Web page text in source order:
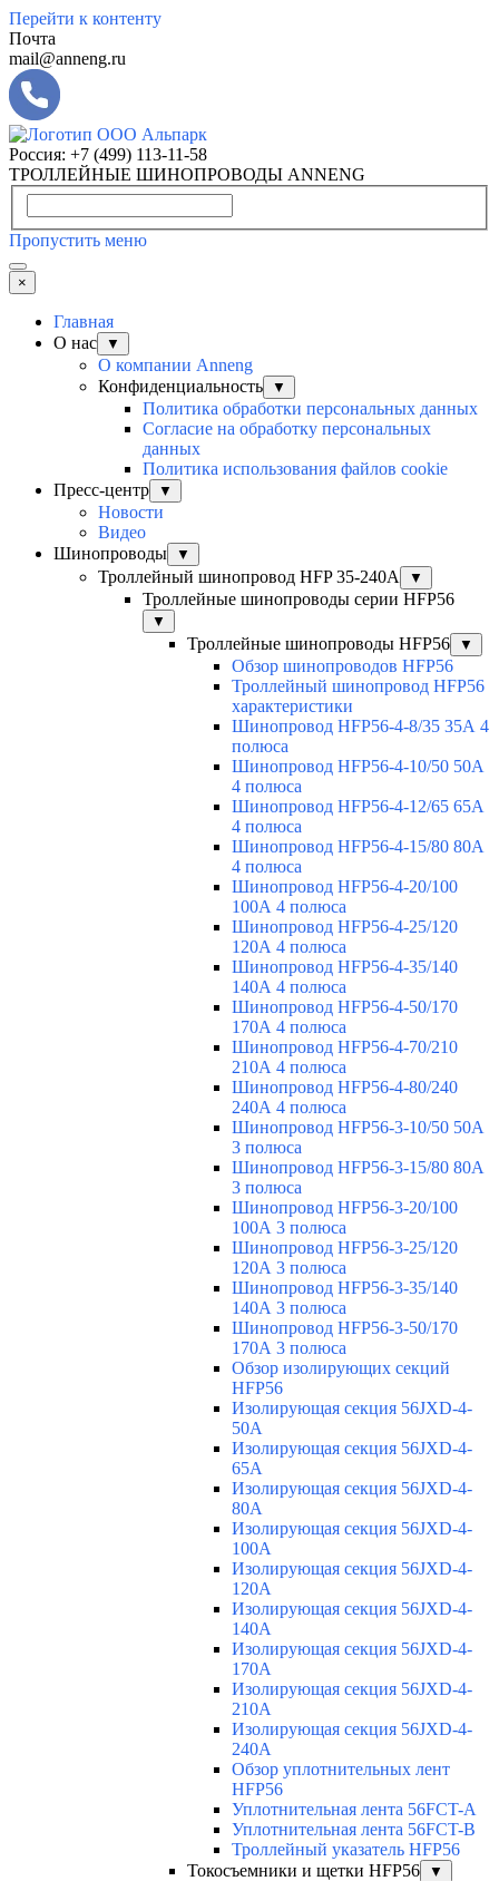
Перейти к контенту
Почта
mail@anneng.ru
Россия: +7 (499) 113-11-58
ТРОЛЛЕЙНЫЕ ШИНОПРОВОДЫ ANNENG
Пропустить меню
×
Главная
О нас
▼
О компании Anneng
Конфиденциальность
▼
Политика обработки персональных данных
Согласие на обработку персональных
данных
Политика использования файлов cookie
Пресс-центр
▼
Новости
Видео
Шинопроводы
▼
Троллейный шинопровод HFP 35-240А ▼
Троллейные шинопроводы серии HFP56
▼
Троллейные шинопроводы HFP56 ▼
Обзор шинопроводов HFP56
Троллейный шинопровод HFP56
характеристики
Шинопровод HFP56-4-8/35 35А 4
полюса
Шинопровод HFP56-4-10/50 50А
4 полюса
Шинопровод HFP56-4-12/65 65А
4 полюса
Шинопровод HFP56-4-15/80 80А
4 полюса
Шинопровод HFP56-4-20/100
100А 4 полюса
Шинопровод HFP56-4-25/120
120А 4 полюса
Шинопровод HFP56-4-35/140
140А 4 полюса
Шинопровод HFP56-4-50/170
170А 4 полюса
Шинопровод HFP56-4-70/210
210А 4 полюса
Шинопровод HFP56-4-80/240
240А 4 полюса
Шинопровод HFP56-3-10/50 50А
3 полюса
Шинопровод HFP56-3-15/80 80А
3 полюса
Шинопровод HFP56-3-20/100
100А 3 полюса
Шинопровод HFP56-3-25/120
120А 3 полюса
Шинопровод HFP56-3-35/140
140А 3 полюса
Шинопровод HFP56-3-50/170
170А 3 полюса
Обзор изолирующих секций
HFP56
Изолирующая секция 56JXD-4-
50A
Изолирующая секция 56JXD-4-
65A
Изолирующая секция 56JXD-4-
80A
Изолирующая секция 56JXD-4-
100A
Изолирующая секция 56JXD-4-
120A
Изолирующая секция 56JXD-4-
140A
Изолирующая секция 56JXD-4-
170A
Изолирующая секция 56JXD-4-
210A
Изолирующая секция 56JXD-4-
240A
Обзор уплотнительных лент
HFP56
Уплотнительная лента 56FCT-A
Уплотнительная лента 56FCT-B
Троллейный указатель HFP56
Токосъемники и щетки HFP56
▼